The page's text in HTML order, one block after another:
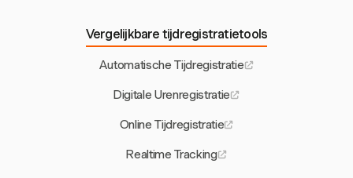
Vergelijkbare tijdregistratietools
Automatische Tijdregistratie
Digitale Urenregistratie
Online Tijdregistratie
Realtime Tracking